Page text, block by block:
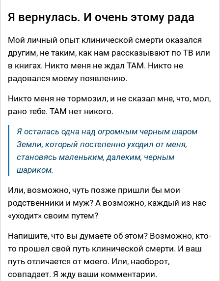
Я вернулась. И очень этому рада
Мой личный опыт клинической смерти оказался
другим, не таким, как нам рассказывают по ТВ или
в книгах. Никто меня не ждал ТАМ. Никто не
радовался моему появлению.
Никто меня не тормозил, и не сказал мне, что, мол,
рано тебе. ТАМ нет никого.
Я осталась одна над огромным черным шаром
Земли, который постепенно уходил от меня,
становясь маленьким, далеким, черным
шариком.
Или, возможно, чуть позже пришли бы мои
родственники и муж? А возможно, каждый из нас
«уходит» своим путем?
Напишите, что вы думаете об этом? Возможно, кто-
то прошел свой путь клинической смерти. И ваш
путь отличается от моего. Или, наоборот,
совпадает. Я жду ваши комментарии.